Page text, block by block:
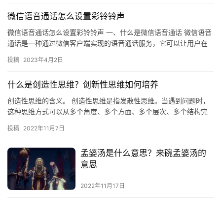
微信语音通话怎么设置彩铃铃声
微信语音通话怎么设置彩铃铃声 一、什么是微信语音通话 微信语音
通话是一种通过微信客户端实现的语音通话服务，它可以让用户在
语…
投稿 2023年4月2日
什么是创造性思维？创新性思维如何培养
创造性思维的含义。 创造性思维是指发散性思维。当遇到问题时，
这种思维方式可以从多个角度、多个方面、多个层次、多个结构完
约束…
投稿 2022年11月7日
孟婆汤是什么意思？来碗孟婆汤的
意思
2022年11月17日